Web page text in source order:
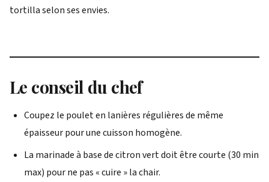
tortilla selon ses envies.
Le conseil du chef
Coupez le poulet en lanières régulières de même
épaisseur pour une cuisson homogène.
La marinade à base de citron vert doit être courte (30 min
max) pour ne pas « cuire » la chair.